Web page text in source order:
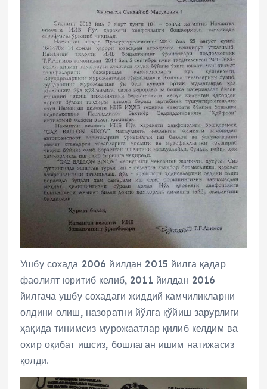
Ушбу сохада 2006 йилдан 2015 йилга қадар
фаолият юритиб келиб, 2011 йилдан 2016
йилгача ушбу сохадаги жиддий камчиликларни
олдини олиш, назоратни йўлга қўйиш зарурлиги
ҳақида тинимсиз мурожаатлар қилиб келдим ва
охир оқибат ишсиз, бошлаган ишим натижасиз
қолди.